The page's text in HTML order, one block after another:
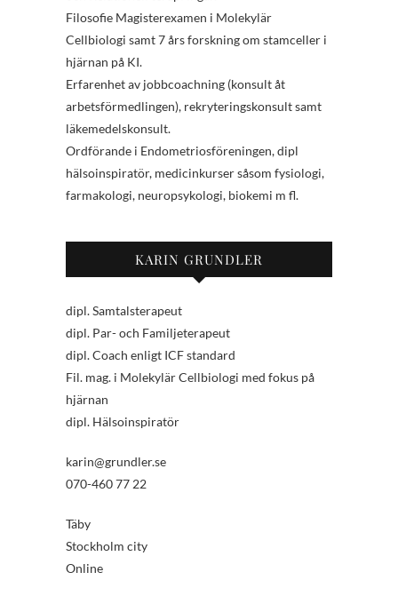
Filosofie Magisterexamen i Molekylär
Cellbiologi samt 7 års forskning om stamceller i
hjärnan på KI.
Erfarenhet av jobbcoachning (konsult åt
arbetsförmedlingen), rekryteringskonsult samt
läkemedelskonsult.
Ordförande i Endometriosföreningen, dipl
hälsoinspiratör, medicinkurser såsom fysiologi,
farmakologi, neuropsykologi, biokemi m fl.
KARIN GRUNDLER
dipl. Samtalsterapeut
dipl. Par- och Familjeterapeut
dipl. Coach enligt ICF standard
Fil. mag. i Molekylär Cellbiologi med fokus på
hjärnan
dipl. Hälsoinspiratör
karin@grundler.se
070-460 77 22
Täby
Stockholm city
Online